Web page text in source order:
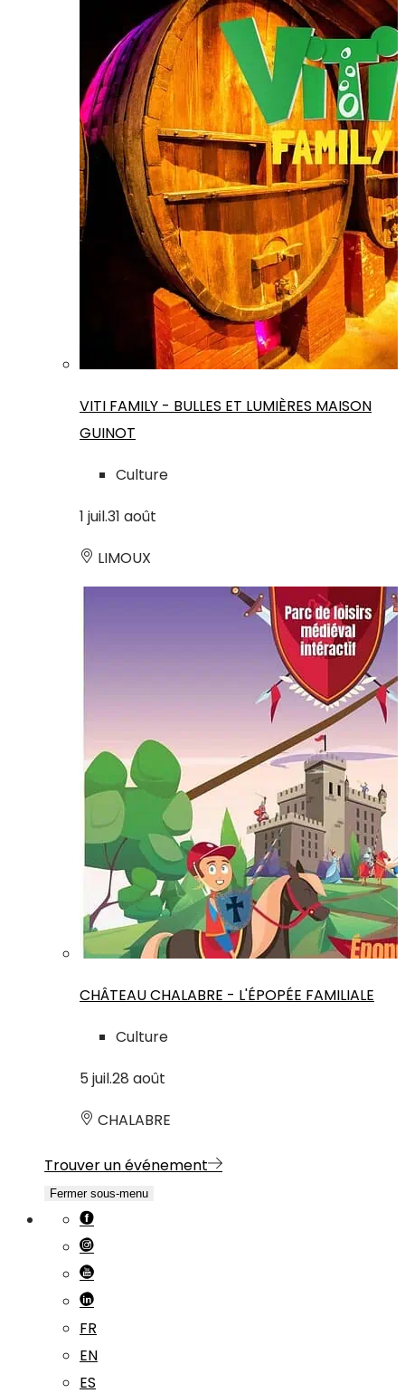
VITI FAMILY - BULLES ET LUMIÈRES MAISON
GUINOT
Culture
1 juil.31 août
LIMOUX
CHÂTEAU CHALABRE - L'ÉPOPÉE FAMILIALE
Culture
5 juil.28 août
CHALABRE
Trouver un événement
Fermer sous-menu
FR
EN
ES